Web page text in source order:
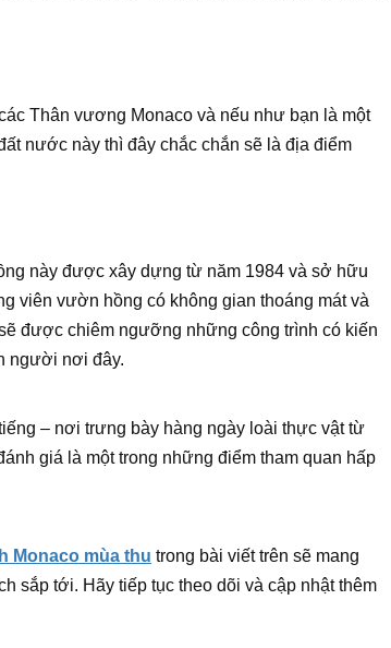
Thân vương Monaco và nếu như bạn là một
nước này thì đây chắc chắn sẽ là địa điểm
này được xây dựng từ năm 1984 và sở hữu
viên vườn hồng có không gian thoáng mát và
được chiêm ngưỡng những công trình có kiến
người nơi đây.
– nơi trưng bày hàng ngày loài thực vật từ
giá là một trong những điểm tham quan hấp
Monaco mùa thu trong bài viết trên sẽ mang
sắp tới. Hãy tiếp tục theo dõi và cập nhật thêm